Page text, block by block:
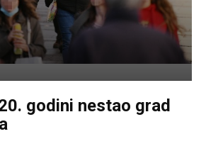
godini nestao grad